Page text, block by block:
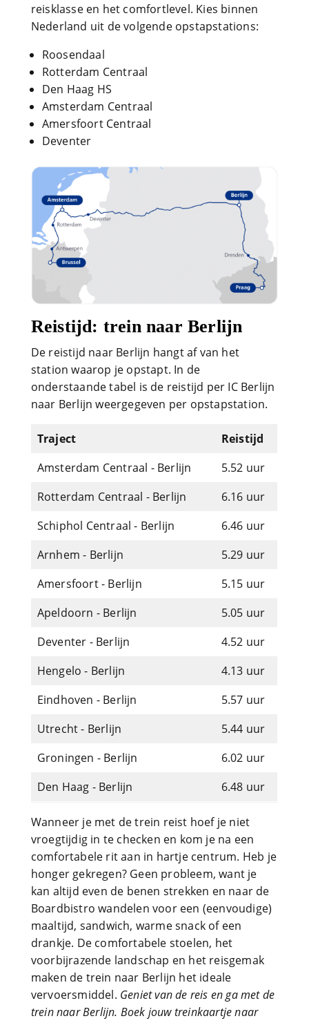
reisklasse en het comfortlevel. Kies binnen
Nederland uit de volgende opstapstations:
Roosendaal
Rotterdam Centraal
Den Haag HS
Amsterdam Centraal
Amersfoort Centraal
Deventer
Reistijd: trein naar Berlijn
De reistijd naar Berlijn hangt af van het
station waarop je opstapt. In de
onderstaande tabel is de reistijd per IC Berlijn
naar Berlijn weergegeven per opstapstation.
Traject
Reistijd
Amsterdam Centraal - Berlijn
5.52 uur
Rotterdam Centraal - Berlijn
6.16 uur
Schiphol Centraal - Berlijn
6.46 uur
Arnhem - Berlijn
5.29 uur
Amersfoort - Berlijn
5.15 uur
Apeldoorn - Berlijn
5.05 uur
Deventer - Berlijn
4.52 uur
Hengelo - Berlijn
4.13 uur
Eindhoven - Berlijn
5.57 uur
Utrecht - Berlijn
5.44 uur
Groningen - Berlijn
6.02 uur
Den Haag - Berlijn
6.48 uur
Wanneer je met de trein reist hoef je niet
vroegtijdig in te checken en kom je na een
comfortabele rit aan in hartje centrum. Heb je
honger gekregen? Geen probleem, want je
kan altijd even de benen strekken en naar de
Boardbistro wandelen voor een (eenvoudige)
maaltijd, sandwich, warme snack of een
drankje. De comfortabele stoelen, het
voorbijrazende landschap en het reisgemak
maken de trein naar Berlijn het ideale
vervoersmiddel. Geniet van de reis en ga met de
trein naar Berlijn. Boek jouw treinkaartje naar